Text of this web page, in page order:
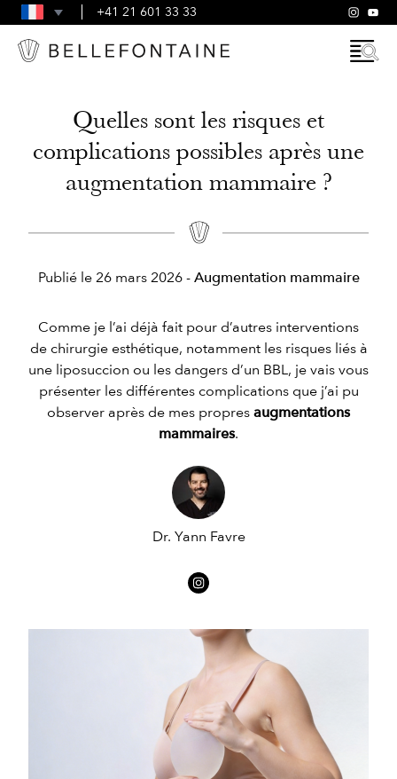
FAQ
CONDITIONS GÉNÉRALES
+41 21 601 33 33
Quelles sont les risques et
complications possibles après une
augmentation mammaire ?
Publié le26 mars 2026-Augmentation mammaire
Comme je l’ai déjà fait pour d’autres interventions
de chirurgie esthétique, notamment les risques liés à
une liposuccion ou les dangers d’un BBL, je vais vous
présenter les différentes complications que j’ai pu
observer après de mes propresaugmentations
mammaires.
Dr. Yann Favre